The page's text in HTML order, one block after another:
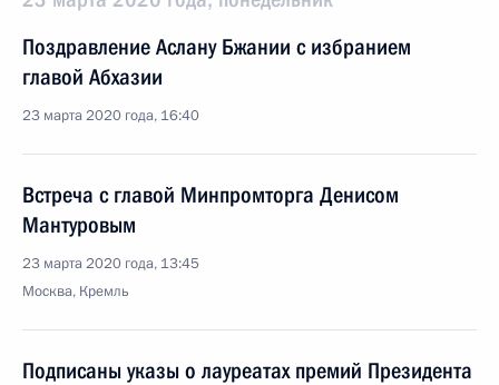
Поздравление Аслану Бжании с избранием
главой Абхазии
23 марта 2020 года, 16:40
Встреча с главой Минпромторга Денисом
Мантуровым
23 марта 2020 года, 13:45
Москва, Кремль
Подписаны указы о лауреатах премий Президента